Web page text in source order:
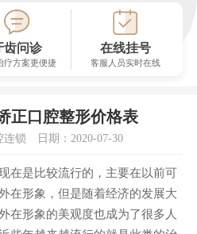
太仓机构 江阴机构
兴秀洲总院 温州银泰机构
岭机构 温岭机构
齿问诊
疗方案更便捷
在线挂号
客服人员实时在线
正口腔整形价格表
连锁 日期：2020-07-30
是比较流行的，主要在以前可
在形象，但是随着经济的发展大
在形象的美观度也成为了很多人